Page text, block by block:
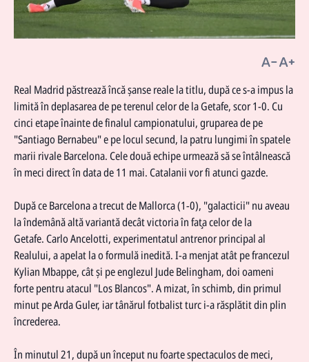
Real Madrid păstrează încă şanse reale la titlu, după ce s-a impus la
limită în deplasarea de pe terenul celor de la Getafe, scor 1-0. Cu
cinci etape înainte de finalul campionatului, gruparea de pe
"Santiago Bernabeu" e pe locul secund, la patru lungimi în spatele
marii rivale Barcelona. Cele două echipe urmează să se întâlnească
în meci direct în data de 11 mai. Catalanii vor fi atunci gazde.
După ce Barcelona a trecut de Mallorca (1-0), "galacticii" nu aveau
la îndemână altă variantă decât victoria în faţa celor de la
Getafe.Carlo Ancelotti, experimentatul antrenor principal al
Realului, a apelat la o formulă inedită. I-a menjat atât pe francezul
Kylian Mbappe, cât şi pe englezul Jude Belingham, doi oameni
forte pentru atacul "Los Blancos". A mizat, în schimb, din primul
minut pe Arda Guler, iar tânărul fotbalist turc i-a răsplătit din plin
încrederea.
În minutul 21, după un început nu foarte spectaculos de meci,